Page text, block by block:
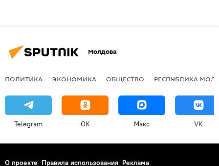
Молдова
ПОЛИТИКА ЭКОНОМИКА ОБЩЕСТВО РЕСПУБЛИКА
Telegram OK Макс VK
О проекте Правила использования Реклама